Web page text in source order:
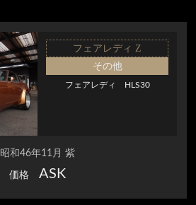
フェアレディ Z
その他
フェアレディ HLS30
昭和46年11月 紫
価格 ASK